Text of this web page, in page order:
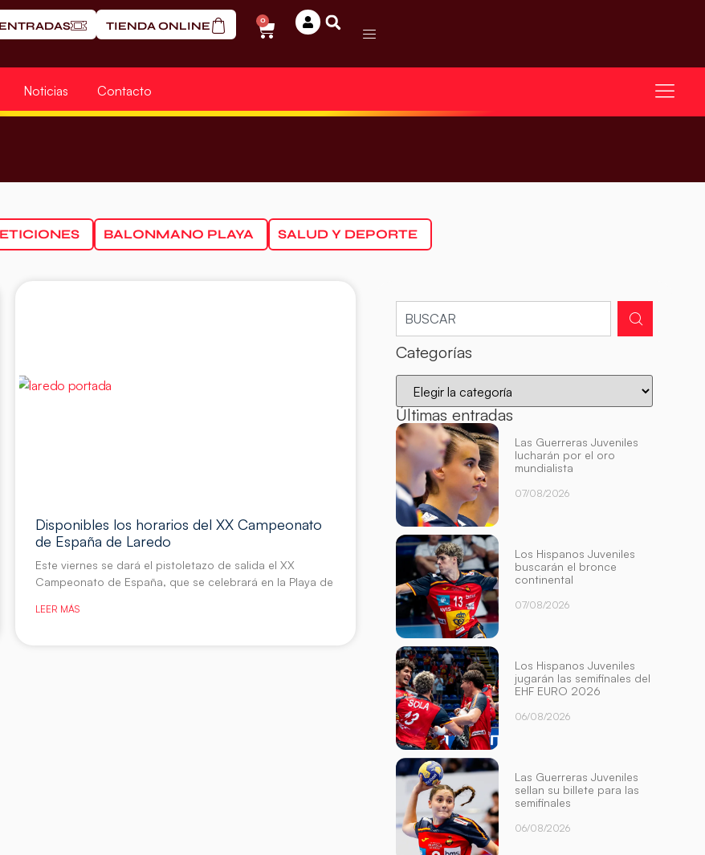
ENTRADAS TIENDA ONLINE 0
Noticias Contacto
BALONMANO PLAYA SALUD Y DEPORTE
Disponibles los horarios del XX Campeonato
de España de Laredo
Este viernes se dará el pistoletazo de salida el XX
Campeonato de España, que se celebrará en la Playa de
LEER MÁS
Categorías
Últimas entradas
Las Guerreras Juveniles
lucharán por el oro
mundialista
07/08/2026
Los Hispanos Juveniles
buscarán el bronce
continental
07/08/2026
Los Hispanos Juveniles
jugarán las semifinales del
EHF EURO 2026
06/08/2026
Las Guerreras Juveniles
sellan su billete para las
semifinales
06/08/2026